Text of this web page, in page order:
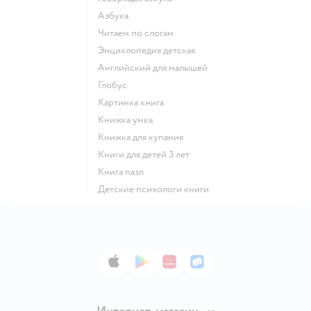
азбука
читаем по слогам
энциклопедия детская
английский для малышей
глобус
картинка книга
книжка умка
книжка для купания
книги для детей 3 лет
книга пазл
детские психологи книги
App StoreGoogle Play
AppGallery
RuStore